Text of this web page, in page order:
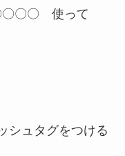
〇〇〇 使って
シュタグをつける